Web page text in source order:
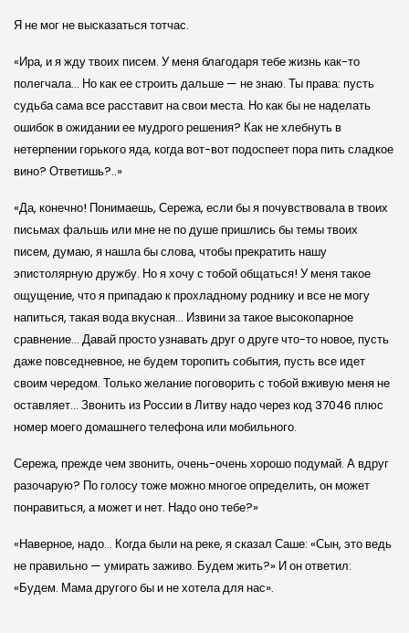
Я не мог не высказаться тотчас.
«Ира, и я жду твоих писем. У меня благодаря тебе жизнь как-то
полегчала… Но как ее строить дальше — не знаю. Ты права: пусть
судьба сама все расставит на свои места. Но как бы не наделать
ошибок в ожидании ее мудрого решения? Как не хлебнуть в
нетерпении горького яда, когда вот-вот подоспеет пора пить сладкое
вино? Ответишь?..»
«Да, конечно! Понимаешь, Сережа, если бы я почувствовала в твоих
письмах фальшь или мне не по душе пришлись бы темы твоих
писем, думаю, я нашла бы слова, чтобы прекратить нашу
эпистолярную дружбу. Но я хочу с тобой общаться! У меня такое
ощущение, что я припадаю к прохладному роднику и все не могу
напиться, такая вода вкусная… Извини за такое высокопарное
сравнение… Давай просто узнавать друг о друге что-то новое, пусть
даже повседневное, не будем торопить события, пусть все идет
своим чередом. Только желание поговорить с тобой вживую меня не
оставляет… Звонить из России в Литву надо через код 37046 плюс
номер моего домашнего телефона или мобильного.
Сережа, прежде чем звонить, очень-очень хорошо подумай. А вдруг
разочарую? По голосу тоже можно многое определить, он может
понравиться, а может и нет. Надо оно тебе?»
«Наверное, надо… Когда были на реке, я сказал Саше: «Сын, это ведь
не правильно — умирать заживо. Будем жить?» И он ответил:
«Будем. Мама другого бы и не хотела для нас».